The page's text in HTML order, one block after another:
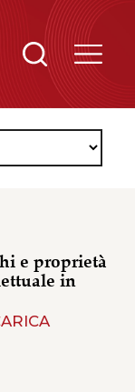
e proprietà
in